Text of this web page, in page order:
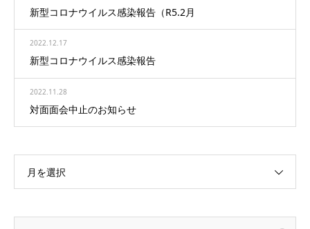
新型コロナウイルス感染報告（R5.2月
2022.12.17
新型コロナウイルス感染報告
2022.11.28
対面面会中止のお知らせ
月を選択